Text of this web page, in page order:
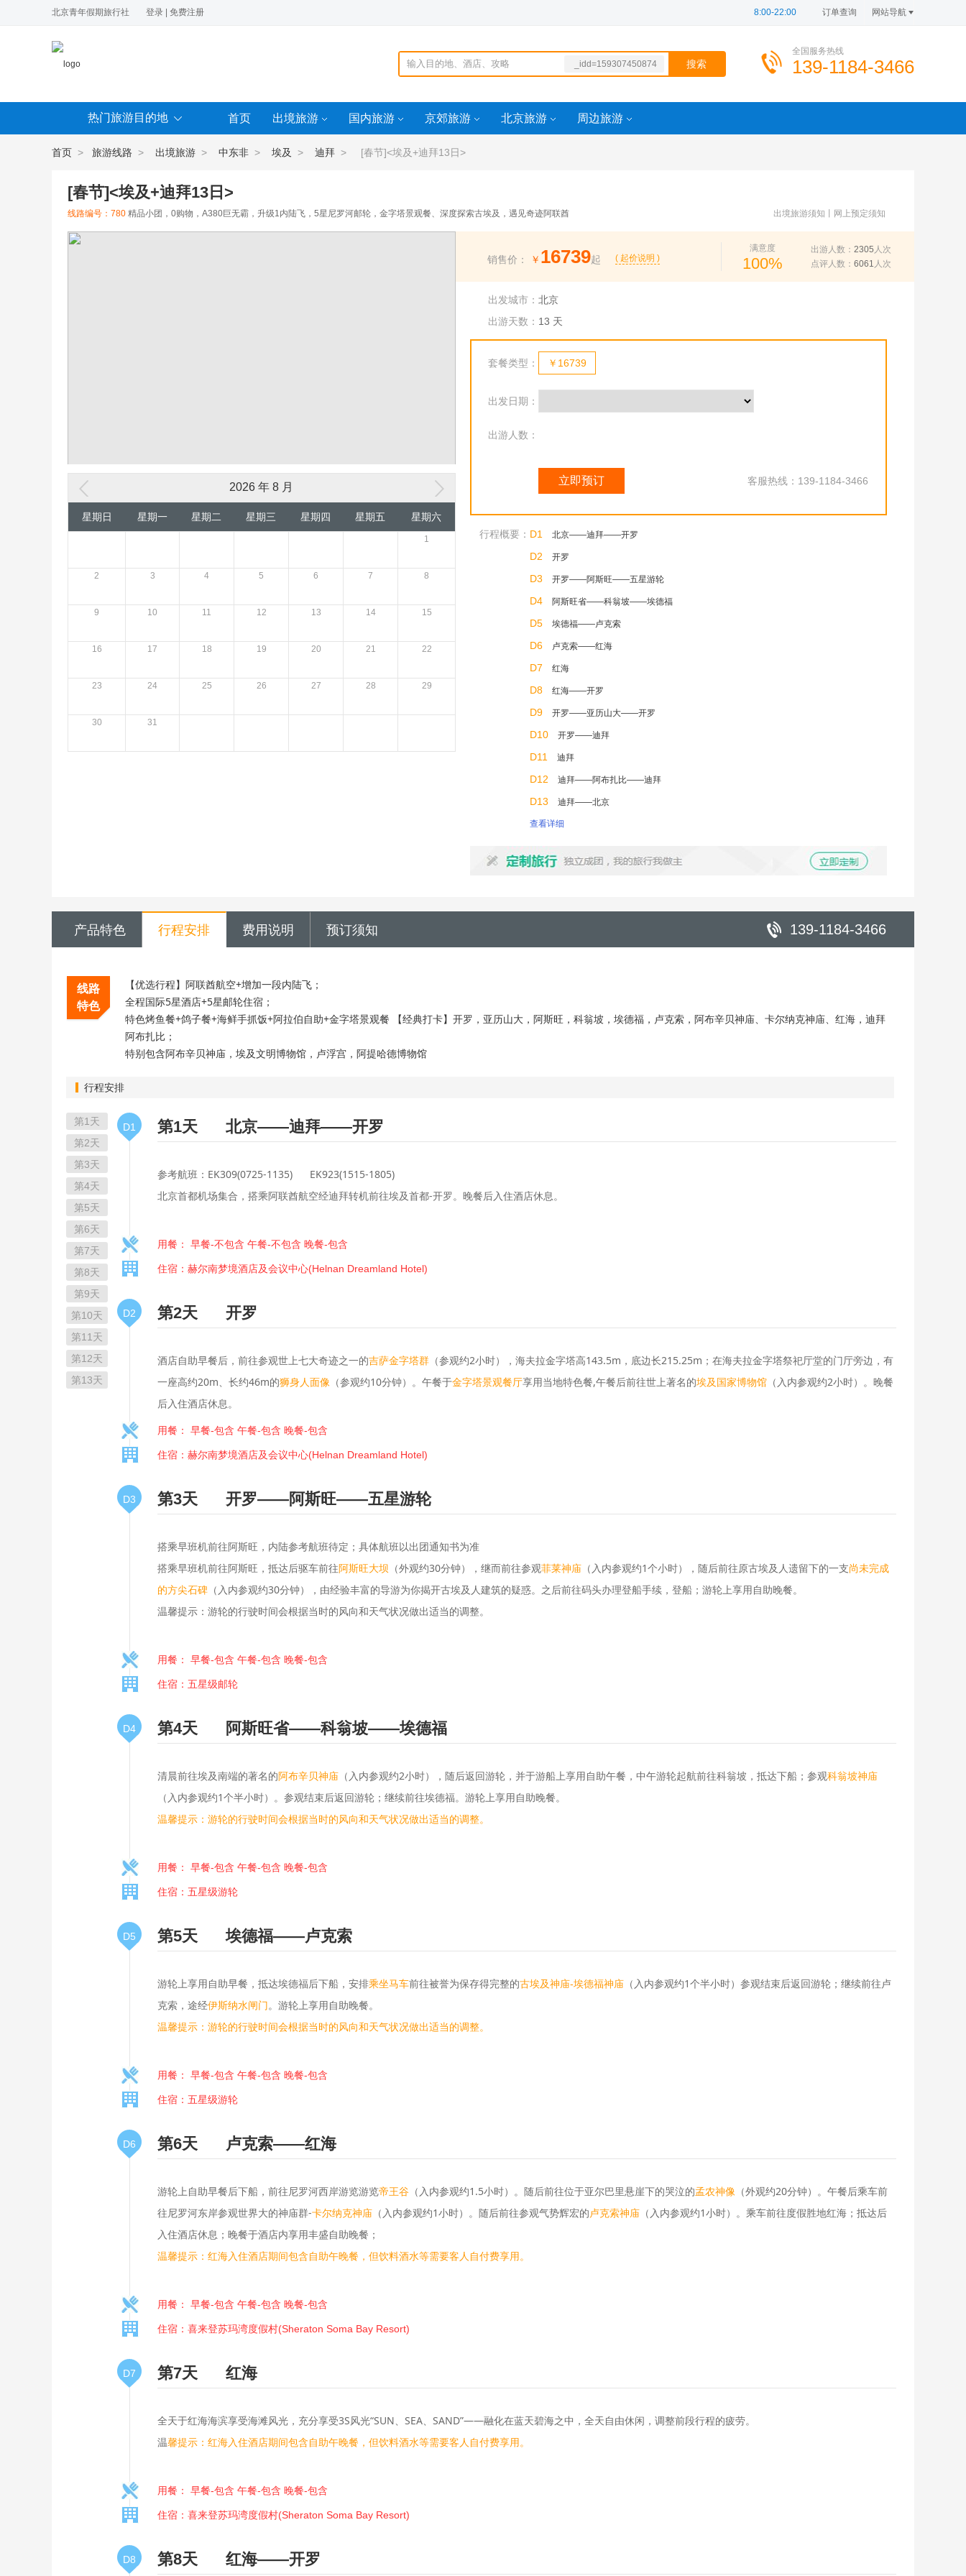
北京青年假期旅行社 登录 免费注册 8:00-22:00 订单查询 网站导航
_idd=159307450874
Ridd=160343927246
全国服务热线
139-1184-3466
热门旅游目的地 首页 出境旅游 国内旅游 京郊旅游 北京旅游 周边旅游
首页 > 旅游线路 > 出境旅游 > 中东非 > 埃及 > 迪拜 > [春节]<埃及+迪拜13日>
[春节]<埃及+迪拜13日>
线路编号：780 精品小团，0购物，A380巨无霸，升级1内陆飞，5星尼罗河邮轮，金字塔景观餐、深度探索古埃及，遇见奇迹阿联酋 出境旅游须知 网上预定须知
2026 年 8 月
星期日 星期一 星期二 星期三 星期四 星期五 星期六
1
2 3 4 5 6 7 8
9 10 11 12 13 14 15
16 17 18 19 20 21 22
23 24 25 26 27 28 29
30 31
销售价： ￥ 16739起 ( 起价说明 )
满意度
100%
出游人数： 2305 人次
点评人数： 6061 人次
出发城市： 北京
出游天数： 13 天
套餐类型： ￥16739
出发日期：
出游人数：
立即预订 客服热线：139-1184-3466
行程概要： D1 北京——迪拜——开罗
D2 开罗
D3 开罗——阿斯旺——五星游轮
D4 阿斯旺省——科翁坡——埃德福
D5 埃德福——卢克索
D6 卢克索——红海
D7 红海
D8 红海——开罗
D9 开罗——亚历山大——开罗
D10 开罗——迪拜
D11 迪拜
D12 迪拜——阿布扎比——迪拜
D13 迪拜——北京
查看详细
产品特色 行程安排 费用说明 预订须知 139-1184-3466
线路
特色
【优选行程】阿联酋航空+增加一段内陆飞；
全程国际5星酒店+5星邮轮住宿；
特色烤鱼餐+鸽子餐+海鲜手抓饭+阿拉伯自助+金字塔景观餐 【经典打卡】开罗，亚历山大，阿斯旺，科翁坡，埃德福，卢克索，阿布辛贝神庙、卡尔纳克神庙、红海，迪拜
阿布扎比；
特别包含阿布辛贝神庙，埃及文明博物馆，卢浮宫，阿提哈德博物馆
行程安排
第1天
第2天
第3天
第4天
第5天
第6天
第7天
第8天
第9天
第10天
第11天
第12天
第13天
D1 第1天 北京——迪拜——开罗
参考航班：EK309(0725-1135) EK923(1515-1805)
北京首都机场集合，搭乘阿联酋航空经迪拜转机前往埃及首都-开罗。晚餐后入住酒店休息。
用餐： 早餐-不包含 午餐-不包含 晚餐-包含
住宿：赫尔南梦境酒店及会议中心(Helnan Dreamland Hotel)
D2 第2天 开罗
酒店自助早餐后，前往参观世上七大奇迹之一的吉萨金字塔群 （参观约2小时），海夫拉金字塔高143.5m，底边长215.25m；在海夫拉金字塔祭祀厅堂的门厅旁边，有
一座高约20m、长约46m的狮身人面像 （参观约10分钟）。午餐于金字塔景观餐厅享用当地特色餐,午餐后前往世上著名的埃及国家博物馆 （入内参观约2小时）。晚餐
后入住酒店休息。
用餐： 早餐-包含 午餐-包含 晚餐-包含
住宿：赫尔南梦境酒店及会议中心(Helnan Dreamland Hotel)
D3 第3天 开罗——阿斯旺——五星游轮
搭乘早班机前往阿斯旺，内陆参考航班待定；具体航班以出团通知书为准
搭乘早班机前往阿斯旺，抵达后驱车前往阿斯旺大坝 （外观约30分钟），继而前往参观菲莱神庙 （入内参观约1个小时），随后前往原古埃及人遗留下的一支尚未完成
的方尖石碑 （入内参观约30分钟），由经验丰富的导游为你揭开古埃及人建筑的疑惑。之后前往码头办理登船手续，登船；游轮上享用自助晚餐。
温馨提示：游轮的行驶时间会根据当时的风向和天气状况做出适当的调整。
用餐： 早餐-包含 午餐-包含 晚餐-包含
住宿：五星级邮轮
D4 第4天 阿斯旺省——科翁坡——埃德福
清晨前往埃及南端的著名的阿布辛贝神庙 （入内参观约2小时），随后返回游轮，并于游船上享用自助午餐，中午游轮起航前往科翁坡，抵达下船；参观科翁坡神庙
（入内参观约1个半小时）。参观结束后返回游轮；继续前往埃德福。游轮上享用自助晚餐。
温馨提示：游轮的行驶时间会根据当时的风向和天气状况做出适当的调整。
用餐： 早餐-包含 午餐-包含 晚餐-包含
住宿：五星级游轮
D5 第5天 埃德福——卢克索
游轮上享用自助早餐，抵达埃德福后下船，安排乘坐马车前往被誉为保存得完整的古埃及神庙-埃德福神庙 （入内参观约1个半小时）参观结束后返回游轮；继续前往卢
克索，途经伊斯纳水闸门。游轮上享用自助晚餐。
温馨提示：游轮的行驶时间会根据当时的风向和天气状况做出适当的调整。
用餐： 早餐-包含 午餐-包含 晚餐-包含
住宿：五星级游轮
D6 第6天 卢克索——红海
游轮上自助早餐后下船，前往尼罗河西岸游览游览帝王谷 （入内参观约1.5小时）。随后前往位于亚尔巴里悬崖下的哭泣的孟农神像 （外观约20分钟）。午餐后乘车前
往尼罗河东岸参观世界大的神庙群-卡尔纳克神庙 （入内参观约1小时）。随后前往参观气势辉宏的卢克索神庙 （入内参观约1小时）。乘车前往度假胜地红海；抵达后
入住酒店休息；晚餐于酒店内享用丰盛自助晚餐；
温馨提示：红海入住酒店期间包含自助午晚餐，但饮料酒水等需要客人自付费享用。
用餐： 早餐-包含 午餐-包含 晚餐-包含
住宿：喜来登苏玛湾度假村(Sheraton Soma Bay Resort)
D7 第7天 红海
全天于红海海滨享受海滩风光，充分享受3S风光“SUN、SEA、SAND”——融化在蓝天碧海之中，全天自由休闲，调整前段行程的疲劳。
温馨提示：红海入住酒店期间包含自助午晚餐，但饮料酒水等需要客人自付费享用。
用餐： 早餐-包含 午餐-包含 晚餐-包含
住宿：喜来登苏玛湾度假村(Sheraton Soma Bay Resort)
D8 第8天 红海——开罗